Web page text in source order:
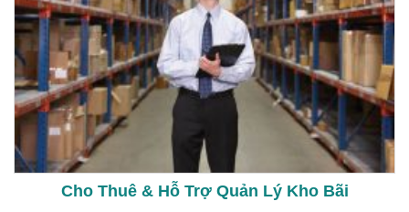
Cho Thuê & Hỗ Trợ Quản Lý Kho Bãi